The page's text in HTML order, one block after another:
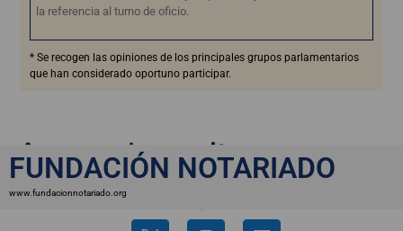
la referencia al turno de oficio.
* Se recogen las opiniones de los principales grupos parlamentarios
que han considerado oportuno participar.
Apoyo al opositor
FUNDACIÓN NOTARIADO
www.fundacionnotariado.org